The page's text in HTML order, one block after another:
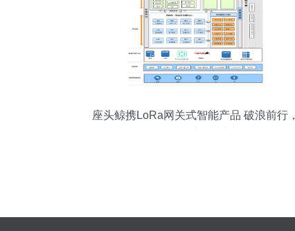
座头鲸携LoRa网关式智能产品 破浪前行，